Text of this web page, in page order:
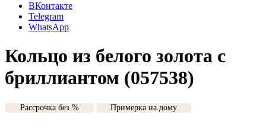
ВКонтакте
Telegram
WhatsApp
Кольцо из белого золота с
бриллиантом (057538)
Рассрочка без % Примерка на дому